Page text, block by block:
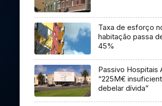
Taxa de esforço
habitação passa
45%
Passivo Hospitais
“225M€
debelar dívida”